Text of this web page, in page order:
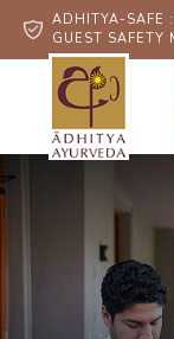
ADHITYA-SAFE
GUEST SAFETY